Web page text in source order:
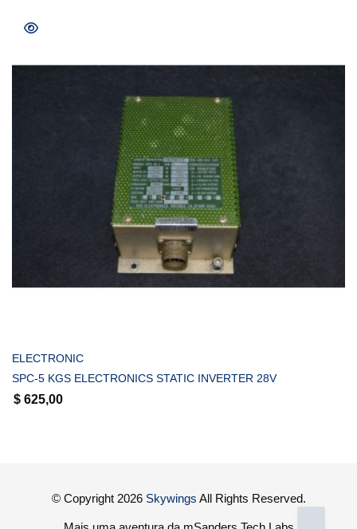
ELECTRONIC
SPC-5 KGS ELECTRONICS STATIC INVERTER 28V
$ 625,00
© Copyright 2026 Skywings All Rights Reserved.